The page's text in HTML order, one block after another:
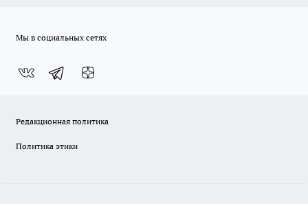
Мы в социальных сетях
Редакционная политика
Политика этики